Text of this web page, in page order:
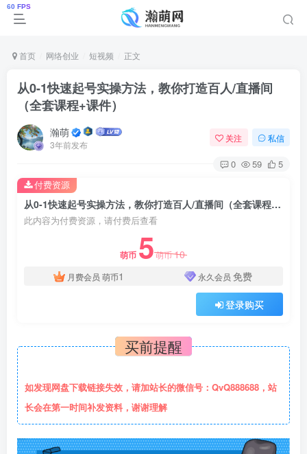
首页 网络创业 短视频 正文
从0-1快速起号实操方法，教你打造百人/直播间
（全套课程+课件）
瀚萌
3年前发布
关注 私信
0 59 5
从0-1快速起号实操方法，教你打造百人/直播间（全套课程+课件）
此内容为付费资源，请付费后查看
萌币 5萌币10
月费会员 萌币1 永久会员 免费
登录购买
付费资源
买前提醒
如发现网盘下载链接失效，请加站长的微信号：QvQ888688，站
长会在第一时间补发资料，谢谢理解